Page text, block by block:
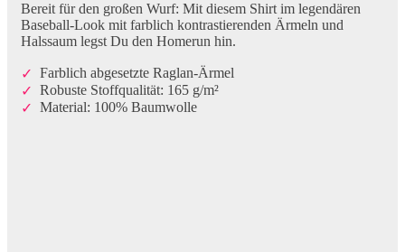
Bereit für den großen Wurf: Mit diesem Shirt im legendären
Baseball-Look mit farblich kontrastierenden Ärmeln und
Halssaum legst Du den Homerun hin.
Farblich abgesetzte Raglan-Ärmel
Robuste Stoffqualität: 165 g/m²
Material: 100% Baumwolle